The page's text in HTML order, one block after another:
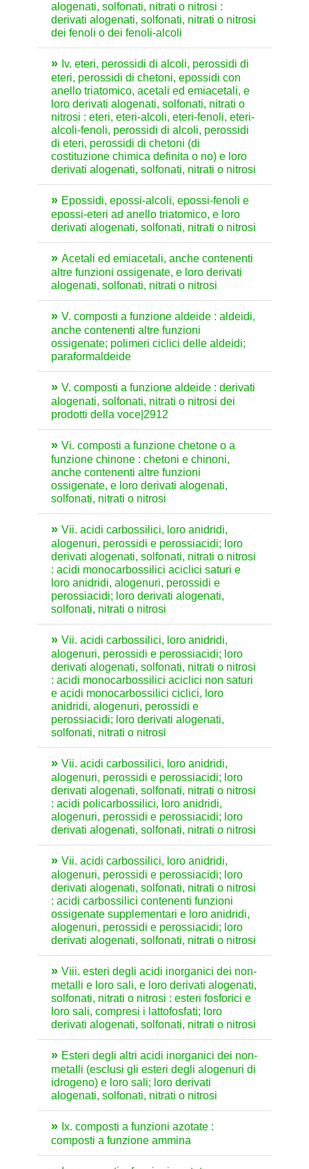
alogenati, solfonati, nitrati o nitrosi :
derivati alogenati, solfonati, nitrati o nitrosi
dei fenoli o dei fenoli-alcoli
Iv. eteri, perossidi di alcoli, perossidi di
eteri, perossidi di chetoni, epossidi con
anello triatomico, acetali ed emiacetali, e
loro derivati alogenati, solfonati, nitrati o
nitrosi : eteri, eteri-alcoli, eteri-fenoli, eteri-
alcoli-fenoli, perossidi di alcoli, perossidi
di eteri, perossidi di chetoni (di
costituzione chimica definita o no) e loro
derivati alogenati, solfonati, nitrati o nitrosi
Epossidi, epossi-alcoli, epossi-fenoli e
epossi-eteri ad anello triatomico, e loro
derivati alogenati, solfonati, nitrati o nitrosi
Acetali ed emiacetali, anche contenenti
altre funzioni ossigenate, e loro derivati
alogenati, solfonati, nitrati o nitrosi
V. composti a funzione aldeide : aldeidi,
anche contenenti altre funzioni
ossigenate; polimeri ciclici delle aldeidi;
paraformaldeide
V. composti a funzione aldeide : derivati
alogenati, solfonati, nitrati o nitrosi dei
prodotti della voce|2912
Vi. composti a funzione chetone o a
funzione chinone : chetoni e chinoni,
anche contenenti altre funzioni
ossigenate, e loro derivati alogenati,
solfonati, nitrati o nitrosi
Vii. acidi carbossilici, loro anidridi,
alogenuri, perossidi e perossiacidi; loro
derivati alogenati, solfonati, nitrati o nitrosi
: acidi monocarbossilici aciclici saturi e
loro anidridi, alogenuri, perossidi e
perossiacidi; loro derivati alogenati,
solfonati, nitrati o nitrosi
Vii. acidi carbossilici, loro anidridi,
alogenuri, perossidi e perossiacidi; loro
derivati alogenati, solfonati, nitrati o nitrosi
: acidi monocarbossilici aciclici non saturi
e acidi monocarbossilici ciclici, loro
anidridi, alogenuri, perossidi e
perossiacidi; loro derivati alogenati,
solfonati, nitrati o nitrosi
Vii. acidi carbossilici, loro anidridi,
alogenuri, perossidi e perossiacidi; loro
derivati alogenati, solfonati, nitrati o nitrosi
: acidi policarbossilici, loro anidridi,
alogenuri, perossidi e perossiacidi; loro
derivati alogenati, solfonati, nitrati o nitrosi
Vii. acidi carbossilici, loro anidridi,
alogenuri, perossidi e perossiacidi; loro
derivati alogenati, solfonati, nitrati o nitrosi
: acidi carbossilici contenenti funzioni
ossigenate supplementari e loro anidridi,
alogenuri, perossidi e perossiacidi; loro
derivati alogenati, solfonati, nitrati o nitrosi
Viii. esteri degli acidi inorganici dei non-
metalli e loro sali, e loro derivati alogenati,
solfonati, nitrati o nitrosi : esteri fosforici e
loro sali, compresi i lattofosfati; loro
derivati alogenati, solfonati, nitrati o nitrosi
Esteri degli altri acidi inorganici dei non-
metalli (esclusi gli esteri degli alogenuri di
idrogeno) e loro sali; loro derivati
alogenati, solfonati, nitrati o nitrosi
Ix. composti a funzioni azotate :
composti a funzione ammina